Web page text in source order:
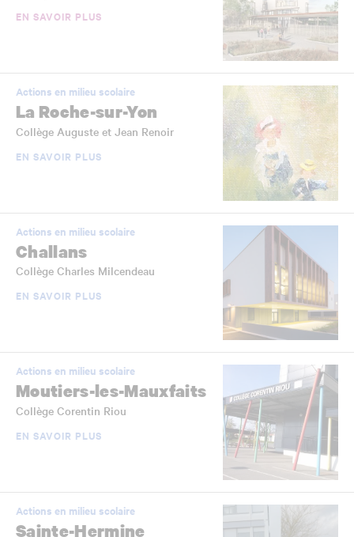
EN SAVOIR PLUS
Actions en milieu scolaire
La Roche-sur-Yon
Collège Auguste et Jean Renoir
EN SAVOIR PLUS
Actions en milieu scolaire
Challans
Collège Charles Milcendeau
EN SAVOIR PLUS
Actions en milieu scolaire
Moutiers-les-Mauxfaits
Collège Corentin Riou
EN SAVOIR PLUS
Actions en milieu scolaire
Sainte-Hermine